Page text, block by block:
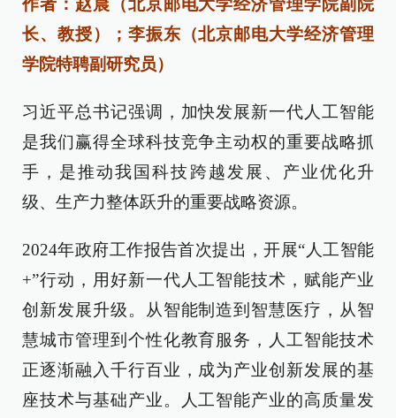
作者：赵晨（北京邮电大学经济管理学院副院
长、教授）；李振东（北京邮电大学经济管理
学院特聘副研究员）
习近平总书记强调，加快发展新一代人工智能
是我们赢得全球科技竞争主动权的重要战略抓
手，是推动我国科技跨越发展、产业优化升
级、生产力整体跃升的重要战略资源。
2024年政府工作报告首次提出，开展“人工智能
+”行动，用好新一代人工智能技术，赋能产业
创新发展升级。从智能制造到智慧医疗，从智
慧城市管理到个性化教育服务，人工智能技术
正逐渐融入千行百业，成为产业创新发展的基
座技术与基础产业。人工智能产业的高质量发